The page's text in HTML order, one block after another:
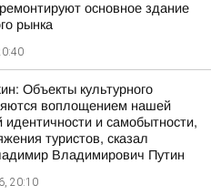
основное здание
рынка
Объекты культурного
воплощением нашей
идентичности и самобытности,
туристов, сказал
Владимирович Путин
20:10